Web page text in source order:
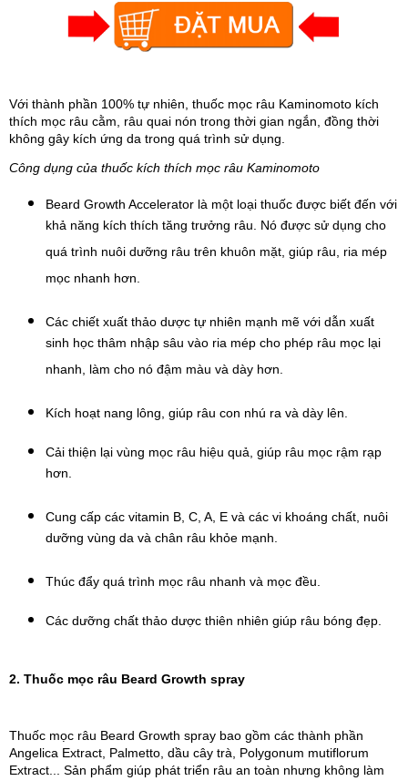
Với thành phần 100% tự nhiên, thuốc mọc râu Kaminomoto kích
thích mọc râu cằm, râu quai nón trong thời gian ngắn, đồng thời
không gây kích ứng da trong quá trình sử dụng.
Công dụng của thuốc kích thích mọc râu Kaminomoto
Beard Growth Accelerator là một loại thuốc được biết đến với
khả năng kích thích tăng trưởng râu. Nó được sử dụng cho
quá trình nuôi dưỡng râu trên khuôn mặt, giúp râu, ria mép
mọc nhanh hơn.
Các chiết xuất thảo dược tự nhiên mạnh mẽ với dẫn xuất
sinh học thâm nhập sâu vào ria mép cho phép râu mọc lại
nhanh, làm cho nó đậm màu và dày hơn.
Kích hoạt nang lông, giúp râu con nhú ra và dày lên.
Cải thiện lại vùng mọc râu hiệu quả, giúp râu mọc rậm rạp
hơn.
Cung cấp các vitamin B, C, A, E và các vi khoáng chất, nuôi
dưỡng vùng da và chân râu khỏe mạnh.
Thúc đẩy quá trình mọc râu nhanh và mọc đều.
Các dưỡng chất thảo dược thiên nhiên giúp râu bóng đẹp.
2. Thuốc mọc râu Beard Growth spray
Thuốc mọc râu Beard Growth spray bao gồm các thành phần
Angelica Extract, Palmetto, dầu cây trà, Polygonum mutiflorum
Extract... Sản phẩm giúp phát triển râu an toàn nhưng không làm